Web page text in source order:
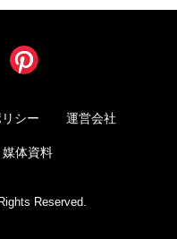
シー 運営会社
媒体資料
Reserved.